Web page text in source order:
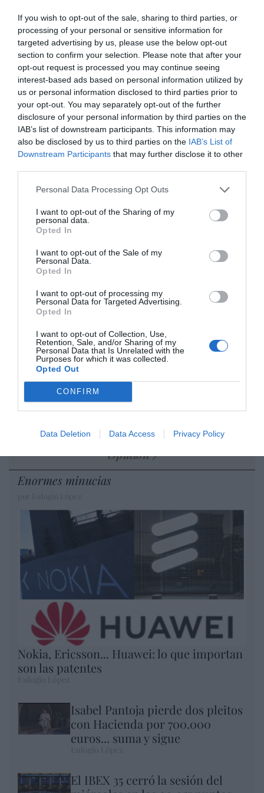
If you wish to opt-out of the sale, sharing to third parties, or
processing of your personal or sensitive information for
targeted advertising by us, please use the below opt-out
section to confirm your selection. Please note that after your
opt-out request is processed you may continue seeing
interest-based ads based on personal information utilized by
us or personal information disclosed to third parties prior to
your opt-out. You may separately opt-out of the further
disclosure of your personal information by third parties on the
IAB’s list of downstream participants. This information may
also be disclosed by us to third parties on the IAB’s List of
Downstream Participants that may further disclose it to other
Personal Data Processing Opt Outs
I want to opt-out of the Sharing of my
personal data.
Opted In
I want to opt-out of the Sale of my
Personal Data.
Opted In
I want to opt-out of processing my
Personal Data for Targeted Advertising.
Opted In
I want to opt-out of Collection, Use,
Retention, Sale, and/or Sharing of my
Personal Data that Is Unrelated with the
Purposes for which it was collected.
Opted Out
CONFIRM
Data Deletion Data Access Privacy Policy
Europea
Eulogio López
ECONOMÍA
Seamos más responsables: no siempre el
banco tiene la culpa
Eulogio López 08/08/26 06:00
INTERNACIONAL
La bomba de Hiroshima no perseguía a
Occidente, la de Nagasaki sí: era la ciudad
católica del Japón
Eulogio López
Marcelo Gullo: “El trabajo de desmitificar la
historia, de poner la verdadera, de
desmontar la falsificación, es un trabajo
cristiano"
Artículos anteriores
DIARIO DE LA CORRUPCIÓN SANCHISTA
Diario de la corrupción sanchista. Hazte
Oír se manifiesta delante de La Mareta:
“Pedro Sánchez es un criminal”
Opinión
Enormes minucias
Nokia, Ericsson... Huawei: lo que importan
son las patentes
Isabel Pantoja pierde dos pleitos
con Hacienda por 700.000
euros... suma y sigue
El IBEX 35 cerró la sesión del